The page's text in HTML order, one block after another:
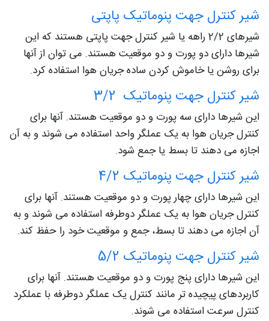
شیر کنترل جهت پنوماتیک پاپتی
شیرهای 2/2 راهه یا شیر کنترل جهت پاپتی هستند که این
شیرها دارای دو پورت و دو موقعیت هستند. می توان از آنها
برای روشن یا خاموش کردن ساده جریان هوا استفاده کرد.
شیر کنترل جهت پنوماتیک 3/2
این شیرها دارای سه پورت و دو موقعیت هستند. آنها برای
کنترل جریان هوا به یک عملگر واحد استفاده می شوند و به آن
اجازه می دهند تا بسط یا جمع شود.
شیر کنترل جهت پنوماتیک 4/2
این شیرها دارای چهار پورت و دو موقعیت هستند. آنها برای
کنترل جریان هوا به یک عملگر دوطرفه استفاده می شوند و به
آن اجازه می دهند تا بسط، جمع و موقعیت خود را حفظ کند.
شیر کنترل جهت پنوماتیک 5/2
این شیرها دارای پنج پورت و دو موقعیت هستند. آنها برای
کاربردهای پیچیده تر مانند کنترل یک عملگر دوطرفه با عملکرد
کنترل سرعت استفاده می شوند.